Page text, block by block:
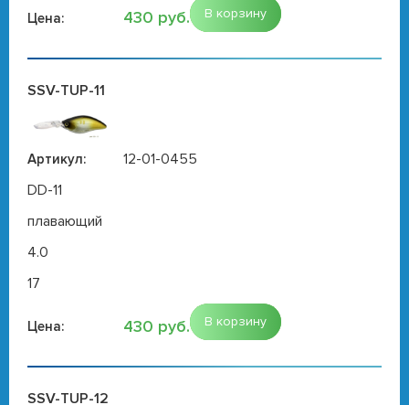
Цена: 430 руб. В корзину
SSV-TUP-11
Артикул:
12-01-0455
DD-11
плавающий
4.0
17
Цена: 430 руб. В корзину
SSV-TUP-12